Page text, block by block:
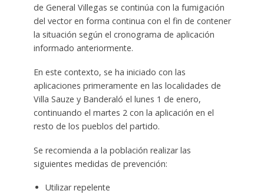
de General Villegas se continúa con la fumigación
del vector en forma continua con el fin de contener
la situación según el cronograma de aplicación
informado anteriormente.
En este contexto, se ha iniciado con las
aplicaciones primeramente en las localidades de
Villa Sauze y Banderaló el lunes 1 de enero,
continuando el martes 2 con la aplicación en el
resto de los pueblos del partido.
Se recomienda a la población realizar las
siguientes medidas de prevención:
Utilizar repelente